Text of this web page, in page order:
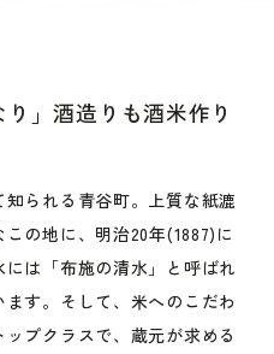
」酒造りも酒米作り
られる青谷町。上質な紙漉
の地に、明治20年(1887)に
は「布施の清水」と呼ばれ
す。そして、米へのこだわ
プクラスで、蔵元が求める